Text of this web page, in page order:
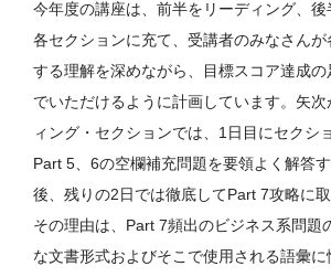
今年度の講座は、前半をリーディング、
各セクションに充て、受講者のみなさん
する理解を深めながら、目標スコア達成
でいただけるように計画しています。矢
ィング・セクションでは、1日目にセクシ
Part 5、6の空欄補充問題を要領よく解答
後、残りの2日では徹底してPart 7攻略に取
その理由は、Part 7頻出のビジネス系問題
な文書形式およびそこで使用される語彙